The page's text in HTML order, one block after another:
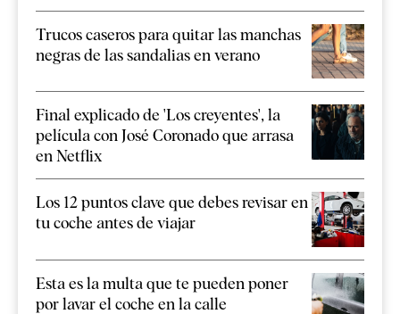
Trucos caseros para quitar las manchas
negras de las sandalias en verano
Final explicado de 'Los creyentes', la
película con José Coronado que arrasa
en Netflix
Los 12 puntos clave que debes revisar en
tu coche antes de viajar
Esta es la multa que te pueden poner
por lavar el coche en la calle